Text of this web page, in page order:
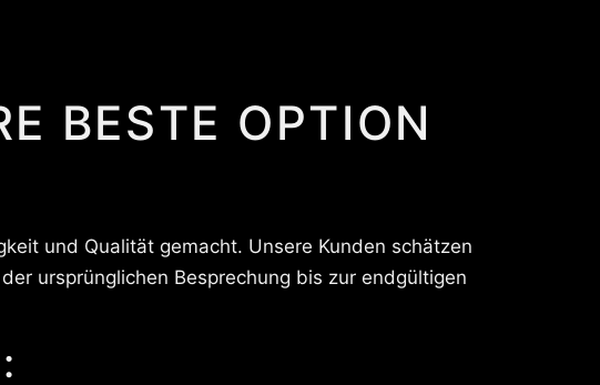
BESTE OPTION
und Qualität gemacht. Unsere Kunden schätzen
ursprünglichen Besprechung bis zur endgültigen